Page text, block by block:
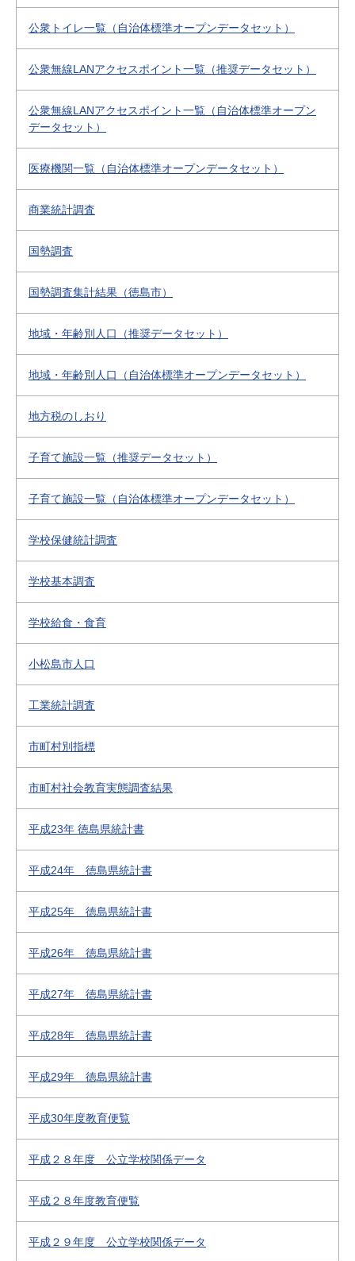
公衆トイレ一覧（自治体標準オープンデータセット）
公衆無線LANアクセスポイント一覧（推奨データセット）
公衆無線LANアクセスポイント一覧（自治体標準オープン
データセット）
医療機関一覧（自治体標準オープンデータセット）
商業統計調査
国勢調査
国勢調査集計結果（徳島市）
地域・年齢別人口（推奨データセット）
地域・年齢別人口（自治体標準オープンデータセット）
地方税のしおり
子育て施設一覧（推奨データセット）
子育て施設一覧（自治体標準オープンデータセット）
学校保健統計調査
学校基本調査
学校給食・食育
小松島市人口
工業統計調査
市町村別指標
市町村社会教育実態調査結果
平成23年 徳島県統計書
平成24年 徳島県統計書
平成25年 徳島県統計書
平成26年 徳島県統計書
平成27年 徳島県統計書
平成28年 徳島県統計書
平成29年 徳島県統計書
平成30年度教育便覧
平成２８年度 公立学校関係データ
平成２８年度教育便覧
平成２９年度 公立学校関係データ